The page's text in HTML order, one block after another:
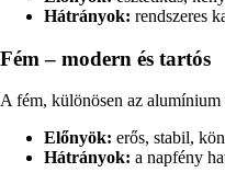
Hátrányok: rendszeres
Fém – modern és tartós
A fém, különösen az alumínium
Előnyök: erős, stabil,
Hátrányok: a napfény